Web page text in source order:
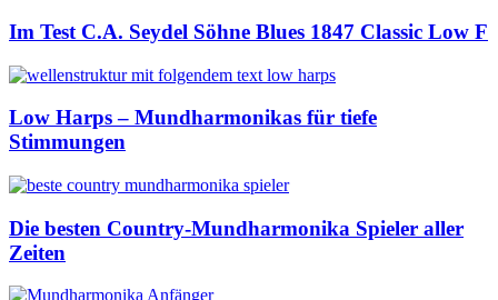
Im Test C.A. Seydel Söhne Blues 1847 Classic Low F
Low Harps – Mundharmonikas für tiefe
Stimmungen
Die besten Country-Mundharmonika Spieler aller
Zeiten